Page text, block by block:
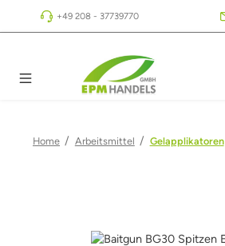
Zum Hauptinhalt springen
+49 208 - 37739770
Home / Arbeitsmittel / Gelapplikatoren
Bildergalerie überspringen